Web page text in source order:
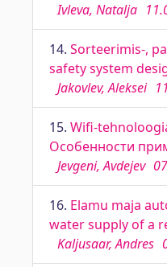
Ivleva, Natalja
14. Sorteerimis-,
safety system
Jakovlev, Aleksei
15. Wifi-
Особенности
Jevgeni, Avdejev
16. Elamu maja
water supply of a
Kaljusaar, Andres